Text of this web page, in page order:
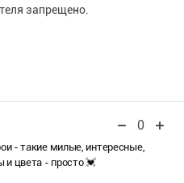
запрещено.
0
- такие милые, интересные,
цвета - просто 💓